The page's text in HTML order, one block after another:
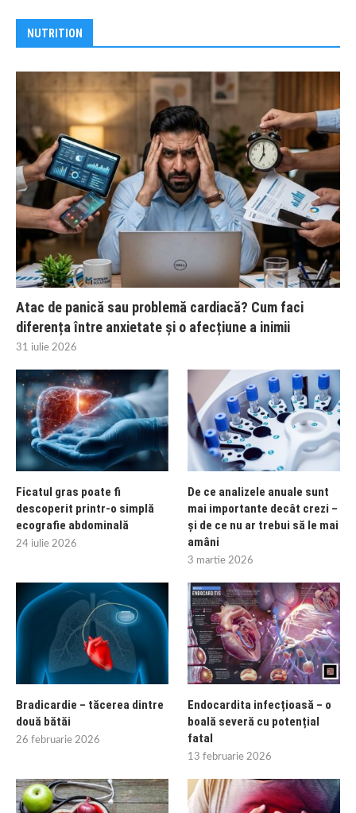
NUTRITION
Atac de panică sau problemă cardiacă? Cum faci
diferența între anxietate și o afecțiune a inimii
31 iulie 2026
Ficatul gras poate fi
descoperit printr-o simplă
ecografie abdominală
24 iulie 2026
De ce analizele anuale sunt
mai importante decât crezi –
și de ce nu ar trebui să le mai
amâni
3 martie 2026
Bradicardie – tăcerea dintre
două bătăi
26 februarie 2026
Endocardita infecțioasă – o
boală severă cu potențial
fatal
13 februarie 2026